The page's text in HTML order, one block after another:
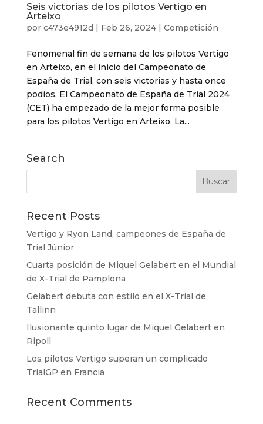
Seis victorias de los pilotos Vertigo en
Arteixo
por c473e4912d | Feb 26, 2024| Competición
Fenomenal fin de semana de los pilotos Vertigo
en Arteixo, en el inicio del Campeonato de
España de Trial, con seis victorias y hasta once
podios. El Campeonato de España de Trial 2024
(CET) ha empezado de la mejor forma posible
para los pilotos Vertigo en Arteixo, La...
Search
Recent Posts
Vertigo y Ryon Land, campeones de España de
Trial Júnior
Cuarta posición de Miquel Gelabert en el Mundial
de X-Trial de Pamplona
Gelabert debuta con estilo en el X-Trial de
Tallinn
Ilusionante quinto lugar de Miquel Gelabert en
Ripoll
Los pilotos Vertigo superan un complicado
TrialGP en Francia
Recent Comments